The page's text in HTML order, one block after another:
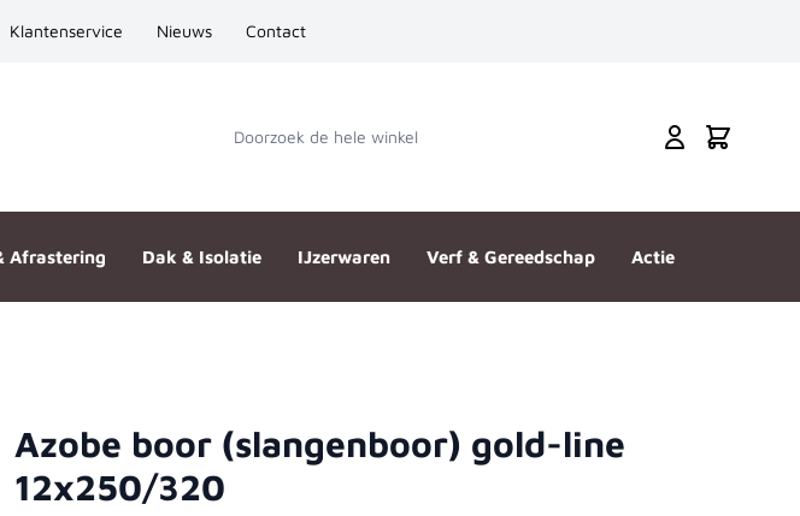
Klantenservice Nieuws Contact
Doorzoek de hele winkel Cart
Afrastering Dak & Isolatie IJzerwaren Verf & Gereedschap Actie
Azobe boor (slangenboor) gold-line
12x250/320